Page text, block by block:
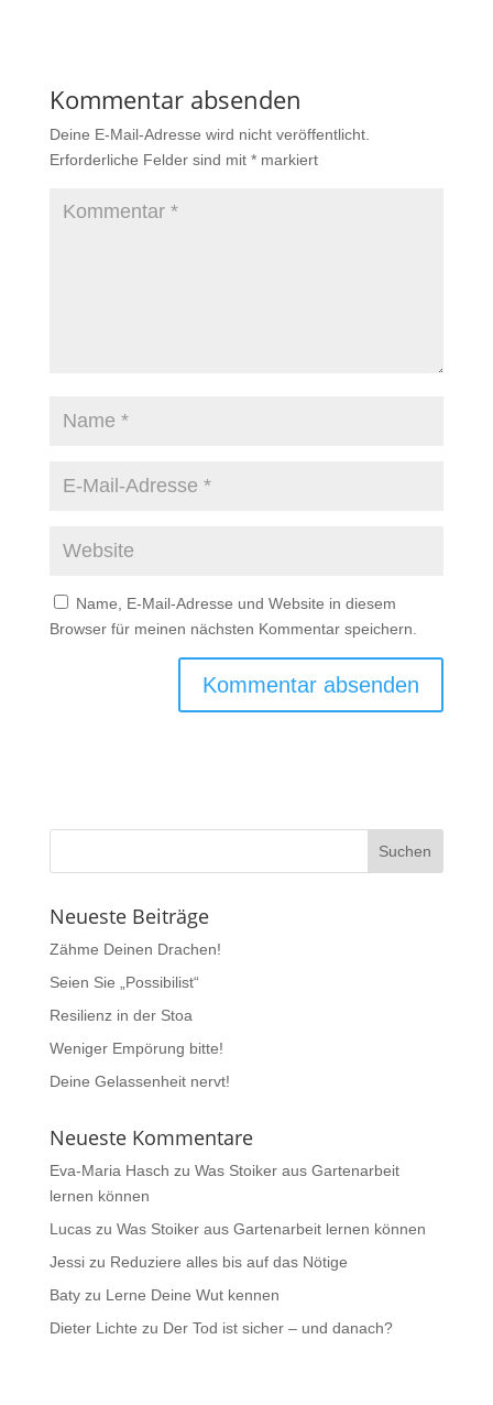
Kommentar absenden
Deine E-Mail-Adresse wird nicht veröffentlicht.
Erforderliche Felder sind mit *markiert
Name, E-Mail-Adresse und Website in diesem
Browser für meinen nächsten Kommentar speichern.
Neueste Beiträge
Zähme Deinen Drachen!
Seien Sie „Possibilist“
Resilienz in der Stoa
Weniger Empörung bitte!
Deine Gelassenheit nervt!
Neueste Kommentare
Eva-Maria Hasch zu Was Stoiker aus Gartenarbeit
lernen können
Lucaszu Was Stoiker aus Gartenarbeit lernen können
Jessizu Reduziere alles bis auf das Nötige
Batyzu Lerne Deine Wut kennen
Dieter Lichte zu Der Tod ist sicher – und danach?